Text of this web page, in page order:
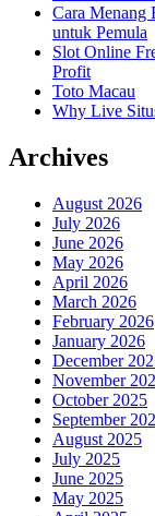
Cara Menang
untuk Pemula
Slot Online
Profit
Toto Macau
Why Live
Archives
August 2026
July 2026
June 2026
May 2026
April 2026
March 2026
February 2026
January 2026
December
November
October 2025
September
August 2025
July 2025
June 2025
May 2025